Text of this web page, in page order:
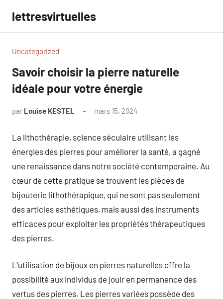
contenu
lettresvirtuelles
Uncategorized
Savoir choisir la pierre naturelle
idéale pour votre énergie
par Louise KESTEL mars 15, 2024
La lithothérapie, science séculaire utilisant les
énergies des pierres pour améliorer la santé, a gagné
une renaissance dans notre société contemporaine. Au
cœur de cette pratique se trouvent les pièces de
bijouterie lithothérapique, qui ne sont pas seulement
des articles esthétiques, mais aussi des instruments
efficaces pour exploiter les propriétés thérapeutiques
des pierres.
L’utilisation de bijoux en pierres naturelles offre la
possibilité aux individus de jouir en permanence des
vertus des pierres. Les pierres variées possède des